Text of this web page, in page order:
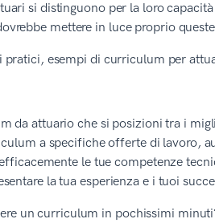
si distinguono per la loro
mettere in luce proprio
pratici, esempi di curriculum per
da attuario che si posizioni tra i
a specifiche offerte di lavoro,
le tue competenze
la tua esperienza e i tuoi
un curriculum in pochissimi